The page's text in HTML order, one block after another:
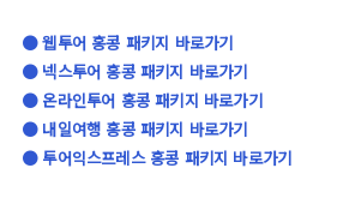
● 웹투어 홍콩 패키지 바로가기
● 넥스투어 홍콩 패키지 바로가기
● 온라인투어 홍콩 패키지 바로가기
● 내일여행 홍콩 패키지 바로가기
● 투어익스프레스 홍콩 패키지 바로가기